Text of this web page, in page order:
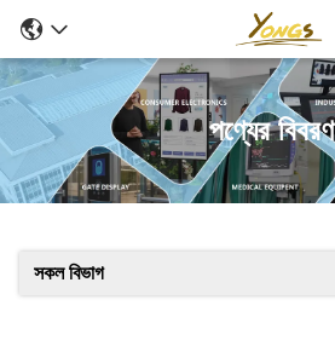
পণ্যের বিবরণ
সকল বিভাগ